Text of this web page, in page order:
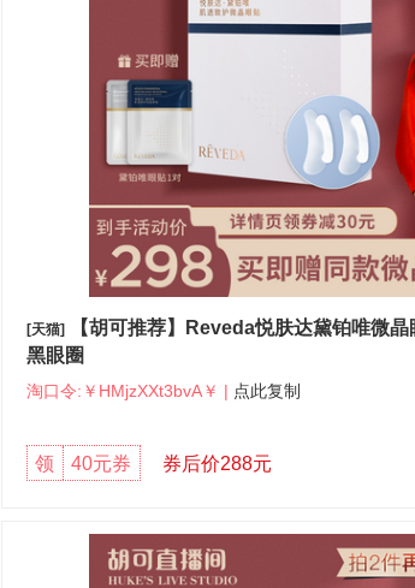
[天猫]【胡可推荐】Reveda悦肤达黛铂唯微晶
黑眼圈
淘口令:￥HMjzXXt3bvA￥ | 点此复制
领 40元券 券后价288元